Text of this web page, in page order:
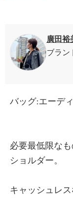
廣田裕
ブラン
バッグ:エーデ
必要最低限な
ショルダー。
キャッシュレ